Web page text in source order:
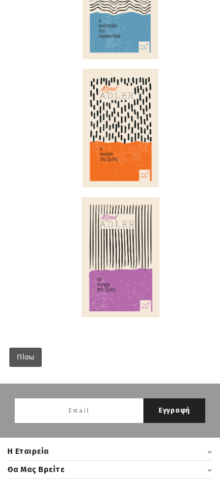
Πίσω
H Εταιρεία
Εγγραφή
Θα Μας Βρείτε